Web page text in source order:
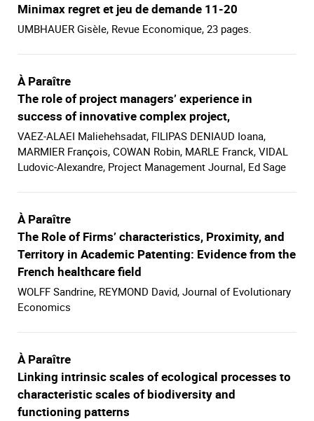
Minimax regret et jeu de demande 11-20
UMBHAUER Gisèle, Revue Economique, 23 pages.
À Paraître
The role of project managers’ experience in
success of innovative complex project,
VAEZ-ALAEI Maliehehsadat, FILIPAS DENIAUD Ioana,
MARMIER François, COWAN Robin, MARLE Franck, VIDAL
Ludovic-Alexandre, Project Management Journal, Ed Sage
À Paraître
The Role of Firms’ characteristics, Proximity, and
Territory in Academic Patenting: Evidence from the
French healthcare field
WOLFF Sandrine, REYMOND David, Journal of Evolutionary
Economics
À Paraître
Linking intrinsic scales of ecological processes to
characteristic scales of biodiversity and
functioning patterns